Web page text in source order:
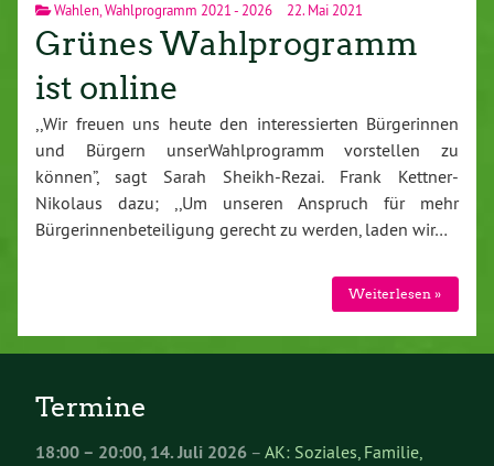
Wahlen Wahlprogramm 2021 - 2026 22. Mai 2021
Grünes Wahlprogramm
ist online
,,Wir freuen uns heute den interessierten Bürgerinnen
und Bürgern unserWahlprogramm vorstellen zu
können”, sagt Sarah Sheikh-Rezai. Frank Kettner-
Nikolaus dazu; ,,Um unseren Anspruch für mehr
Bürgerinnenbeteiligung gerecht zu werden, laden wir…
Weiterlesen »
Termine
18:00– 20:00,14. Juli 2026 – AK: Soziales, Familie,